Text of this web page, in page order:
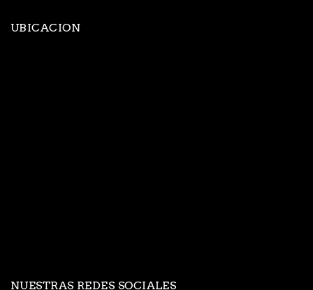
UBICACION
NUESTRAS REDES SOCIALES